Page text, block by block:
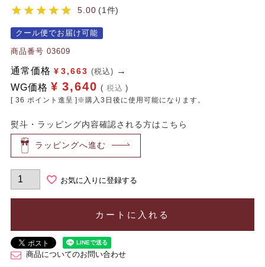
5.00 1
クール便でお届け可能
商品番号 03609
通常価格 ¥ 3,663 (税込)
WG価格 ¥ 3,640 税込
[ 36 ポイント進呈 ]※購入3日後に使用可能になります。
熨斗・ラッピング内容確認される方はこちら
ラッピングへ進む
お気に入りに登録する
カートに入れる
商品についてのお問い合わせ